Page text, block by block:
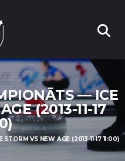
— ICE
(2013-11-17
VS NEW AGE (2013-11-17 11:00)